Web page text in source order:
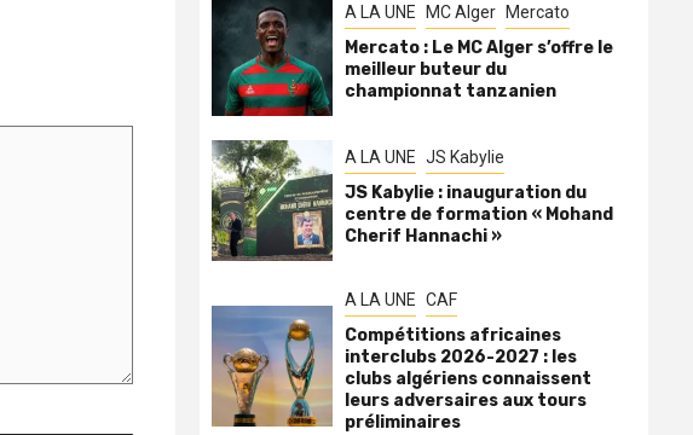
A LA UNE MC Alger Mercato
Mercato : Le MC Alger s’offre le
meilleur buteur du
championnat tanzanien
A LA UNE JS Kabylie
JS Kabylie : inauguration du
centre de formation « Mohand
Cherif Hannachi »
A LA UNE CAF
Compétitions africaines
interclubs 2026-2027 : les
clubs algériens connaissent
leurs adversaires aux tours
préliminaires